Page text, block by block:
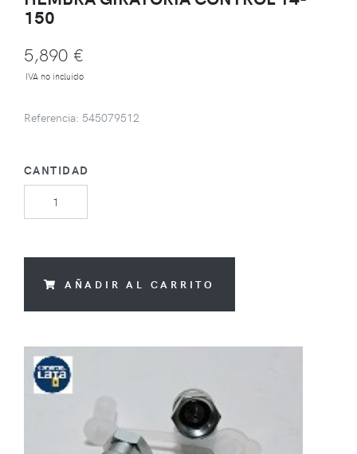
150
5,890 €
IVA no incluido
Referencia: 545079512
CANTIDAD
AÑADIR AL CARRITO